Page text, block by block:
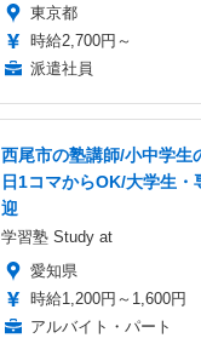
東京都
時給2,700円～
派遣社員
西尾市の塾講師/小中学生
日1コマからOK/大学生・
迎
学習塾 Study at
愛知県
時給1,200円～1,600円
アルバイト・パート